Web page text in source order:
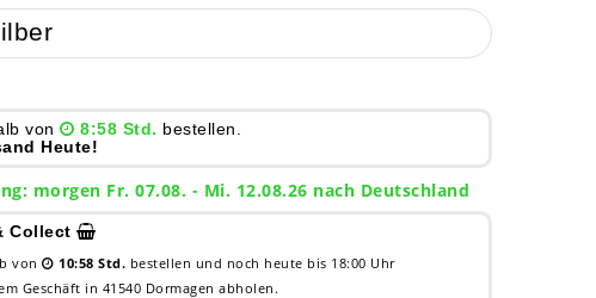
von 8:58 Std. bestellen.
Heute!
morgen Fr. 07.08. - Mi. 12.08.26 nach Deutschland
Collect
von 10:58 Std. bestellen und noch heute bis 18:00 Uhr
Geschäft in 41540 Dormagen abholen.